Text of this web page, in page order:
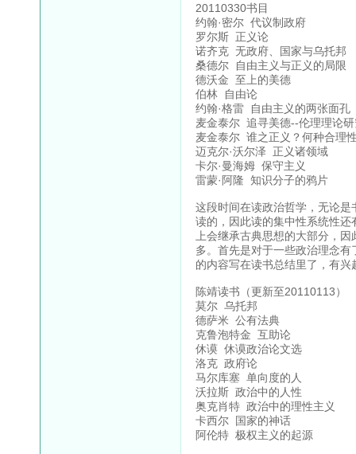
20110330书目
约翰·密尔 代议制政府
罗尔斯 正义论
诺齐克 无政府、国家与乌托邦
桑德尔 自由主义与正义的局限
德沃金 至上的美德
伯林 自由论
约翰·格雷 自由主义的两张面孔
麦金泰尔 追寻美德--伦理理论
麦金泰尔 谁之正义？何种合理
迈克尔·沃尔泽 正义诸领域
卡尔·曼海姆 保守主义
雷蒙·阿隆 知识分子的鸦片
这段时间在读政治哲学，无论
读的，因此读的集中性系统性
上会继承古典思想的大部分，
多。首先是对于一些政治理念
的内容写在读书总结里了，有
陈靖读书（更新至20110113）
莫尔 乌托邦
德萨米 公有法典
克鲁泡特金 互助论
休谟 休谟政治论文选
洛克 政府论
马尔库塞 单向度的人
沃拉斯 政治中的人性
奥克肖特 政治中的理性主义
卡西尔 国家的神话
阿伦特 极权主义的起源